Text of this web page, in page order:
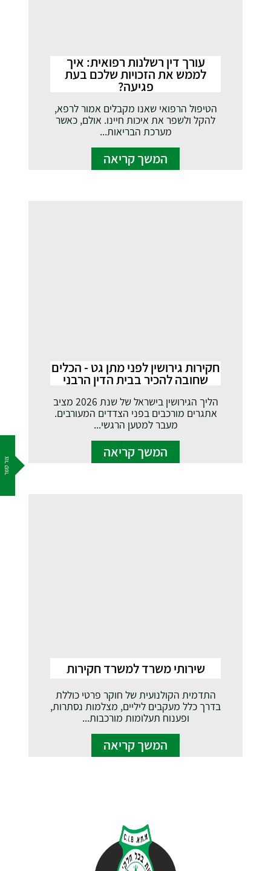
צור קשר
עורך דין רשלנות רפואית: איך
לממש את הזכויות שלכם בעת
פגיעה?
הטיפול הרפואי שאנו מקבלים אמור לרפא,
להקל ולשפר את איכות חיינו. אולם, כאשר
מערכת הבריאות...
המשך קריאה
חקירות גירושין לפני מתן גט - הכלים
שחובה להכיר בבית הדין הרבני
הליך הגירושין בישראל של שנת 2026 מציב
אתגרים מורכבים בפני הצדדים המעורבים.
מעבר למטען הרגשי...
המשך קריאה
שירותי משרד למשרד חקירות
התדמית הקולנועית של חוקר פרטי כוללת
בדרך כלל מעקבים ליליים, מצלמות נסתרות,
ופענוח תעלומות מורכבות...
המשך קריאה